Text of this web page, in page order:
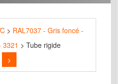
> RAL7037 - Gris foncé -
3321 > Tube rigide
>